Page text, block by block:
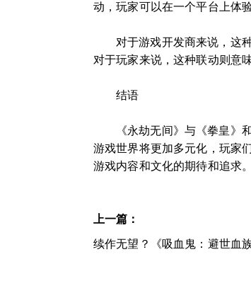
动，玩家可以在一个平台上体
对于游戏开发商来说，这
对于玩家来说，这种联动则意
结语
《永劫无间》与《拳皇
游戏世界将更加多元化，玩家
游戏内容和文化的期待和追求。
上一篇：
续作无望？《吸血鬼：避世血